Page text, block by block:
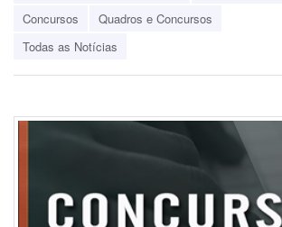
Concursos
Quadros e Concursos
Todas as Notícias